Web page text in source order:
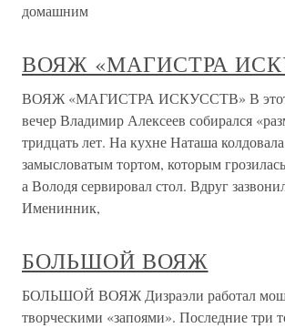
домашним
ВОЯЖ «МАГИСТРА
ВОЯЖ «МАГИСТРА ИСКУССТВ» В этот
вечер Владимир Алексеев собирался
тридцать лет. На кухне Наташа
замысловатым тортом, которым
а Володя сервировал стол. Вдруг
Именинник,
БОЛЬШОЙ ВОЯЖ
БОЛЬШОЙ ВОЯЖ Дизраэли работал
творческими «запоями». Последние три